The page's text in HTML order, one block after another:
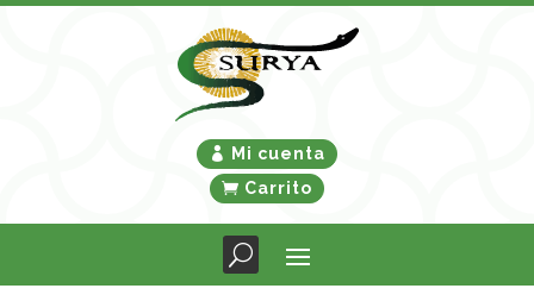
Mi cuenta
Carrito